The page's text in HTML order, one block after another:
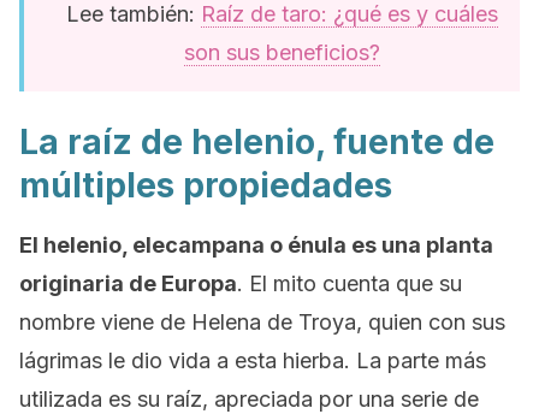
Lee también: Raíz de taro: ¿qué es y cuáles
son sus beneficios?
La raíz de helenio, fuente de
múltiples propiedades
El helenio, elecampana o énula es una planta
originaria de Europa. El mito cuenta que su
nombre viene de Helena de Troya, quien con sus
lágrimas le dio vida a esta hierba. La parte más
utilizada es su raíz, apreciada por una serie de